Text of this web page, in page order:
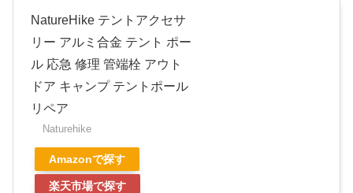
NatureHike テントアクセサ
リー アルミ合金 テント ポー
ル 応急 修理 管端栓 アウト
ドア キャンプ テントポール
リペア
Naturehike
Amazonで探す
楽天市場で探す